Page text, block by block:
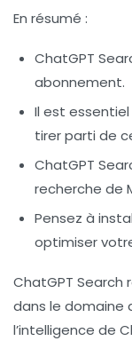
En résumé :
ChatGPT
abonnement.
Il est
tirer parti de
ChatGPT
recherche de
Pensez à
optimiser
ChatGPT
dans le domaine
l’intelligence de